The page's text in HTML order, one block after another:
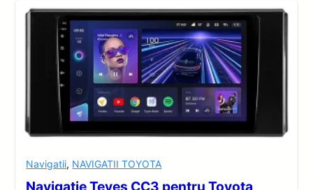
Navigatii, NAVIGATII TOYOTA
Navigație Teyes CC3 pentru Toyota